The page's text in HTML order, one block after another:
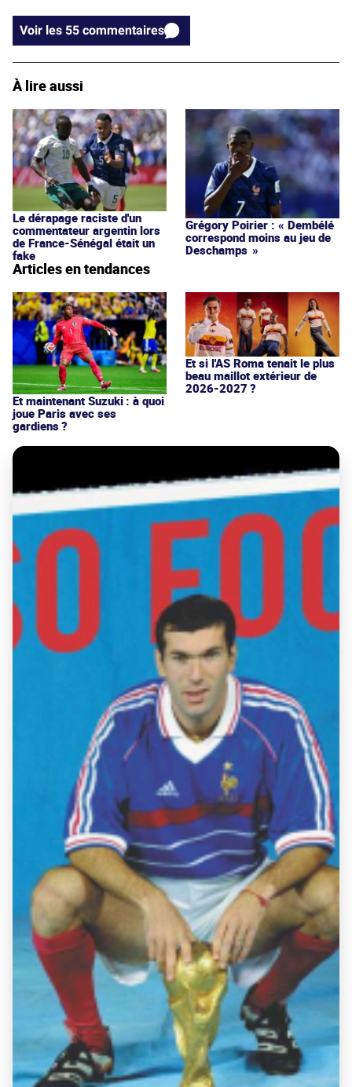
Voir les 55 commentaires
À lire aussi
Le dérapage raciste d'un
commentateur argentin lors
de France-Sénégal était un
fake
Grégory Poirier : « Dembélé
correspond moins au jeu de
Deschamps »
Articles en tendances
Et maintenant Suzuki : à quoi
joue Paris avec ses
gardiens ?
Et si l'AS Roma tenait le plus
beau maillot extérieur de
2026-2027 ?